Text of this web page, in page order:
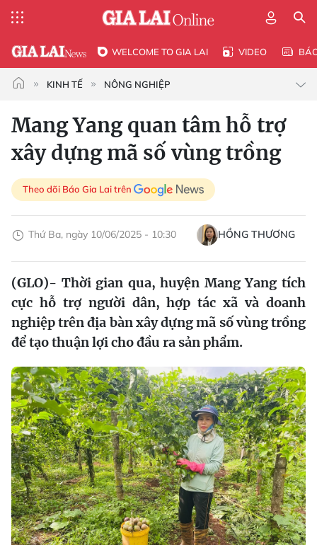
WELCOME TO GIA LAI VIDEO
KINH TẾ NÔNG NGHIỆP
Mang Yang quan tâm hỗ trợ
xây dựng mã số vùng trồng
Theo dõi Báo Gia Lai trên
Thứ Ba, ngày 10/06/2025 - 10:30 HỒNG THƯƠNG
(GLO)- Thời gian qua, huyện Mang Yang tích
cực hỗ trợ người dân, hợp tác xã và doanh
nghiệp trên địa bàn xây dựng mã số vùng trồng
để tạo thuận lợi cho đầu ra sản phẩm.